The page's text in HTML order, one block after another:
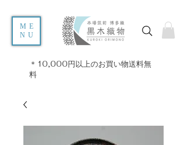
ME
NU
＊10,000円以上のお買い物送料無
料